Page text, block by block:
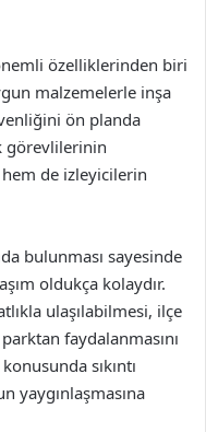
özelliklerinden biri
malzemelerle inşa
ön planda
görevlilerinin
de izleyicilerin
bulunması sayesinde
oldukça kolaydır.
ulaşılabilmesi, ilçe
faydalanmasını
sıkıntı
yaygınlaşmasına